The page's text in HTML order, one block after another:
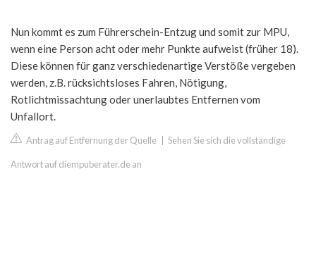
Nun kommt es zum Führerschein-Entzug und somit zur MPU,
wenn eine Person acht oder mehr Punkte aufweist (früher 18).
Diese können für ganz verschiedenartige Verstöße vergeben
werden, z.B. rücksichtsloses Fahren, Nötigung,
Rotlichtmissachtung oder unerlaubtes Entfernen vom
Unfallort.
Antrag auf Entfernung der Quelle Sehen Sie sich die vollständige
Antwort auf diempuberater.de an